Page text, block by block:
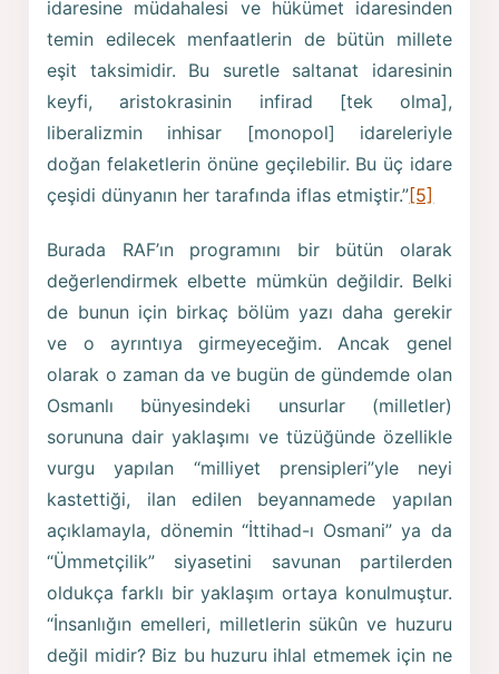
idaresine müdahalesi ve hükümet idaresinden
temin edilecek menfaatlerin de bütün millete
eşit taksimidir. Bu suretle saltanat idaresinin
keyfi, aristokrasinin infirad [tek olma],
liberalizmin inhisar [monopol] idareleriyle
doğan fe­laketlerin önüne geçilebilir. Bu üç idare
çeşidi dünyanın her tarafında iflas etmiştir.”[5]
Burada RAF’ın programını bir bütün olarak
değerlendirmek elbette mümkün değildir. Belki
de bunun için birkaç bölüm yazı daha gerekir
ve o ayrıntıya girmeyeceğim. Ancak genel
olarak o zaman da ve bugün de gündemde olan
Osmanlı bünyesindeki unsurlar (milletler)
sorununa dair yaklaşımı ve tüzüğünde özellikle
vurgu yapılan “milliyet prensipleri”yle neyi
kastettiği, ilan edilen beyannamede yapılan
açıklamayla, dönemin “İttihad-ı Osmani” ya da
“Ümmetçilik” siyasetini savunan partilerden
oldukça farklı bir yaklaşım ortaya konulmuştur.
“İnsanlığın emelleri, milletlerin sükûn ve huzuru
değil mi­dir? Biz bu huzuru ihlal etmemek için ne